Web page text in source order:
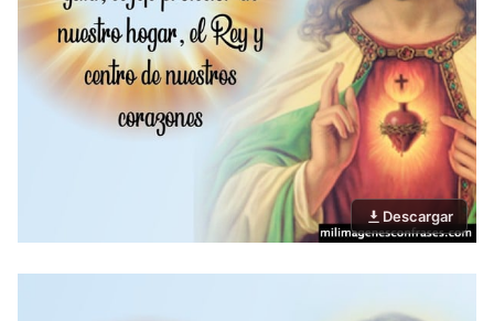
Descargar